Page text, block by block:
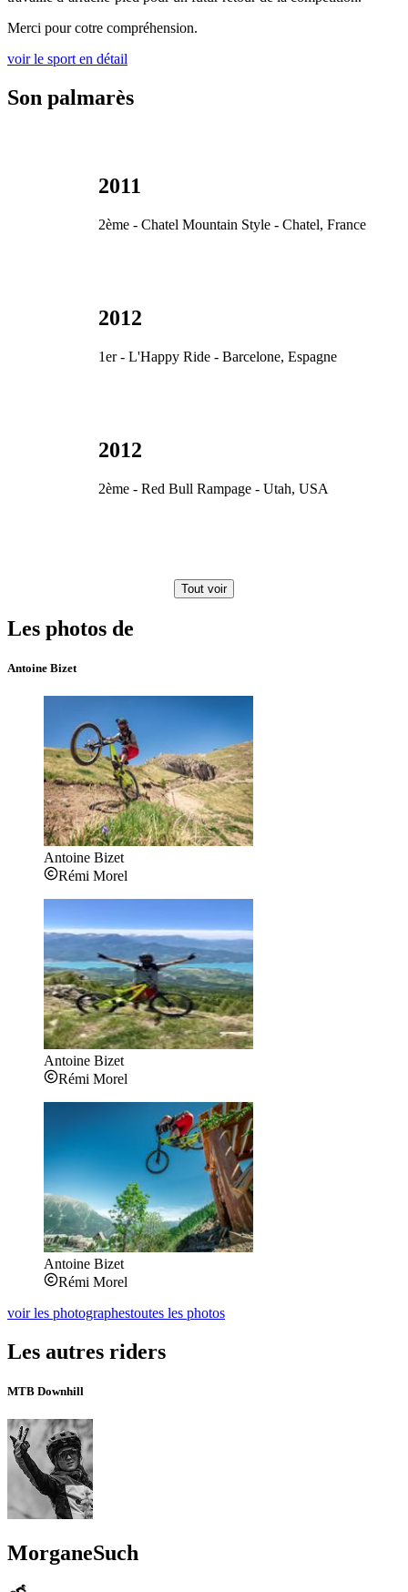
Merci pour cotre compréhension.
voir le sport en détail
Son palmarès
2011
2ème - Chatel Mountain Style - Chatel, France
2012
1er - L'Happy Ride - Barcelone, Espagne
2012
2ème - Red Bull Rampage - Utah, USA
Tout voir
Les photos de
Antoine Bizet
Antoine Bizet
Rémi Morel
Antoine Bizet
Rémi Morel
Antoine Bizet
Rémi Morel
voir les photographestoutes les photos
Les autres riders
MTB Downhill
MorganeSuch